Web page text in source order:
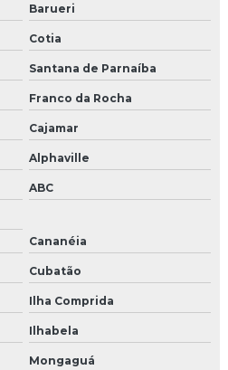
preço
recife
de redes
Barueri
Cotia
Santana de Parnaíba
Franco da Rocha
Cajamar
Alphaville
ABC
Cananéia
Cubatão
Ilha Comprida
Ilhabela
Mongaguá